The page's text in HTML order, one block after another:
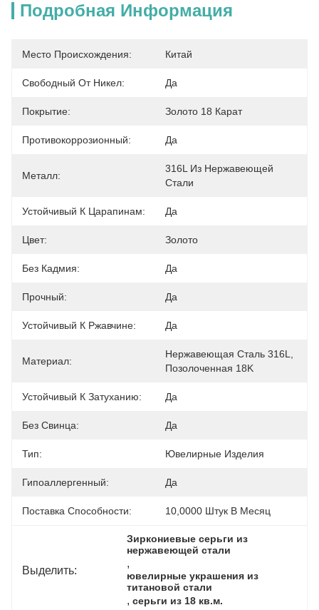
Подробная Информация
Место Происхождения: Китай
Свободный От Никел: Да
Покрытие: Золото 18 Карат
Противокоррозионный: Да
Металл:
316L Из Нержавеющей
Стали
Устойчивый К Царапинам: Да
Цвет: Золото
Без Кадмия: Да
Прочный: Да
Устойчивый К Ржавчине: Да
Материал:
Нержавеющая Сталь 316L,
Позолоченная 18K
Устойчивый К Затуханию: Да
Без Свинца: Да
Тип: Ювелирные Изделия
Гипоаллергенный: Да
Поставка Способности: 10,0000 Штук В Месяц
Выделить:
Зиркониевые серьги из
нержавеющей стали
,
ювелирные украшения из
титановой стали
, серьги из 18 кв.м.